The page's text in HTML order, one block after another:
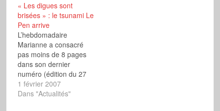
30 % en 2002, soit 18
millions d’électeurs
indécis. Sur Europe 1
mercredi, Jean-Marie Le
Pen a…
« Les digues sont
brisées » : le tsunami Le
Pen arrive
L’hebdomadaire
Marianne a consacré
pas moins de 8 pages
dans son dernier
numéro (édition du 27
janvier au 2 février) aux
« nouveaux électeurs de
1 février 2007
Dans "Actualités"